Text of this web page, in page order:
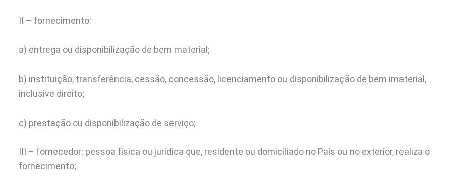
II – fornecimento:
a) entrega ou disponibilização de bem material;
b) instituição, transferência, cessão, concessão, licenciamento ou disponibilização de bem imaterial,
inclusive direito;
c) prestação ou disponibilização de serviço;
III – fornecedor: pessoa física ou jurídica que, residente ou domiciliado no País ou no exterior, realiza o
fornecimento;